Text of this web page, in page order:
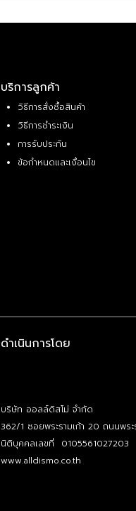
บริการลูกค้า
วิธีการสั่งซื้อสินค้า
วิธีการชำระเงิน
การรับประกัน
ข้อกำหนดและเงื่อนไข
ดำเนินการโดย
บริษัท ออลล์ดิสโม่ จำกัด
362/1 ซอยพระรามเก้า 20 ถนนพร
นิติบุคคลเลขที่ 0105561027203
www.alldismo.co.th